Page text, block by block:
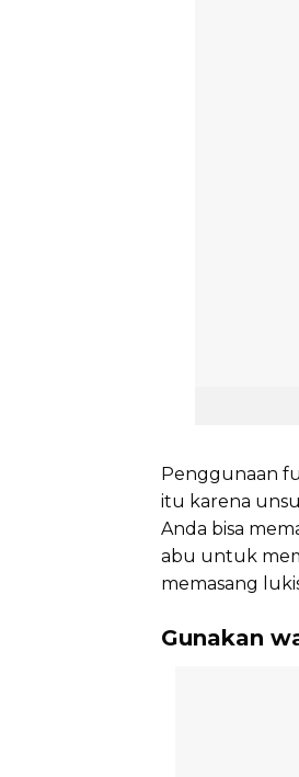
Penggunaan
itu karena
Anda bisa
abu untuk
memasang
Gunakan